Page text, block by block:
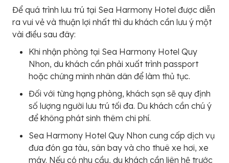
Để quá trình lưu trú tại Sea Harmony Hotel được diễn
ra vui vẻ và thuận lợi nhất thì du khách cần lưu ý một
vài điều sau đây:
Khi nhận phòng tại Sea Harmony Hotel Quy
Nhon, du khách cần phải xuất trình passport
hoặc chứng minh nhân dân để làm thủ tục.
Đối với từng hạng phòng, khách sạn sẽ quy định
số lượng người lưu trú tối đa. Du khách cần chú ý
để không phát sinh thêm chi phí.
Sea Harmony Hotel Quy Nhon cung cấp dịch vụ
đưa đón ga tàu, sân bay và cho thuê xe hơi, xe
máy. Nếu có nhu cầu, du khách cần liên hệ trước